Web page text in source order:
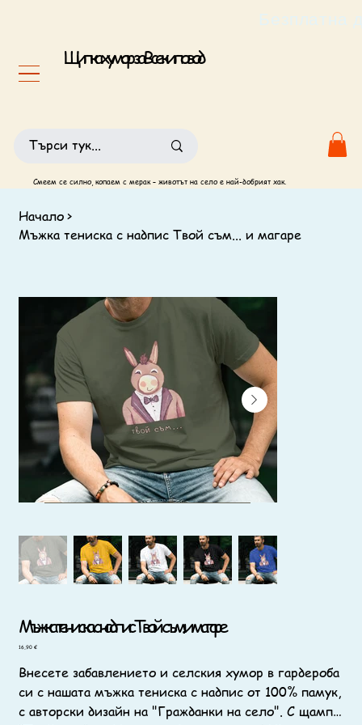
Щипка хумор за Всеки повод
Смеем се силно, копаем с мерак – животът на село е най-добрият хак.
Начало>
Мъжка тениска с надпис Твой съм... и магаре
Мъжка тениска с надпис Твой съм... и магаре
Цена
16,90 €
Внесете забавлението и селския хумор в гардероба
си с нашата мъжка тениска с надпис от 100% памук,
с авторски дизайн на "Гражданки на село". С щампа